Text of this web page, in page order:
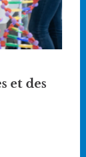
et des